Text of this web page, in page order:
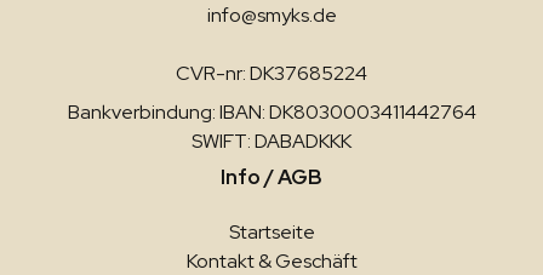
info@smyks.de
CVR-nr: DK37685224
Bankverbindung: IBAN: DK8030003411442764
SWIFT: DABADKKK
Info / AGB
Startseite
Kontakt & Geschäft